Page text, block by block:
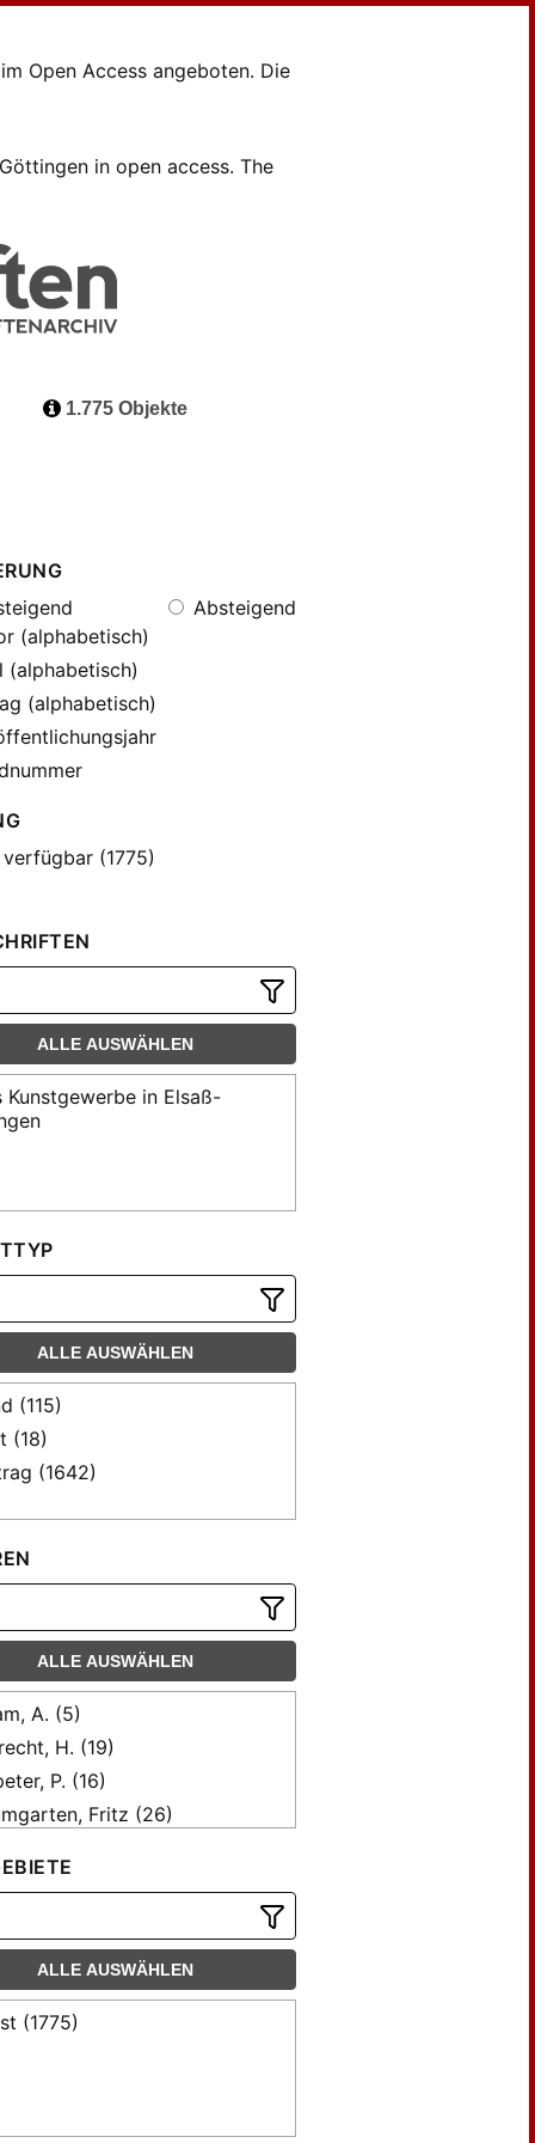
Open Access angeboten. Die
in open access. The
1.775 Objekte
Absteigend
(alphabetisch)
(alphabetisch)
(alphabetisch)
verfügbar (1775)
ALLE AUSWÄHLEN
Kunstgewerbe in Elsaß-
ALLE AUSWÄHLEN
(115)
(18)
(1642)
ALLE AUSWÄHLEN
A. (5)
H. (19)
P. (16)
Fritz (26)
K. (10)
H. (5)
R. (18)
Robert (8)
ALLE AUSWÄHLEN
(1775)